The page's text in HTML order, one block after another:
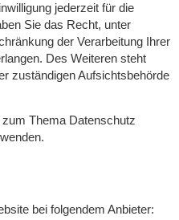
jederzeit für die
Sie das Recht, unter
der Verarbeitung Ihrer
Des Weiteren steht
zuständigen Aufsichtsbehörde
Thema Datenschutz
bei folgendem Anbieter: